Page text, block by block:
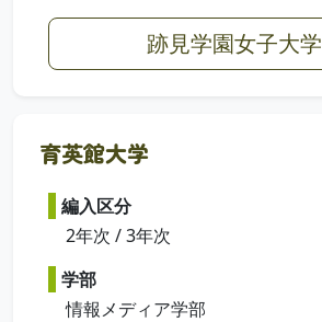
跡見学園女子大学
育英館大学
編入区分
2年次 / 3年次
学部
情報メディア学部